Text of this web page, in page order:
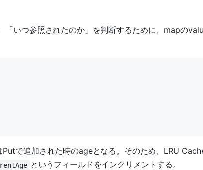
いつ参照されたのか」を判断するために、mapの
で追加された時のageとなる。そのため、LRU
というフィールドをインクリメントする。